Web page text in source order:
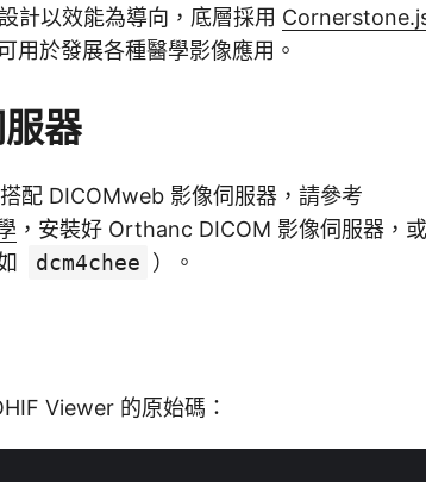
計以效能為導向，底層採用
用於發展各種醫學影像應用。
器
配 DICOMweb 影像伺服器，請參考
，安裝好 Orthanc DICOM 影像伺服器，或
dcm4chee ）。
Viewer 的原始碼：